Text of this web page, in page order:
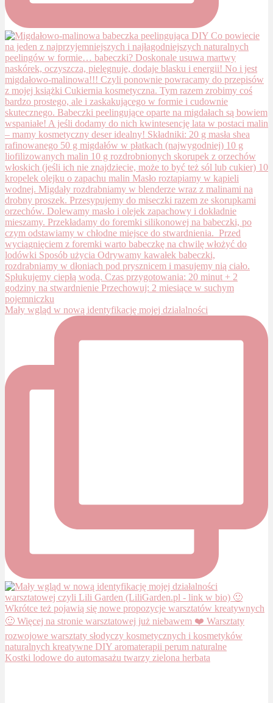
Mały wgląd w nową identyfikację mojej działalności
Kostki lodowe do automasażu twarzy zielona herbata